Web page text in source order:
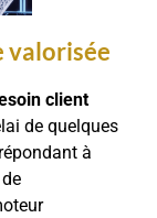
client
de quelques
à